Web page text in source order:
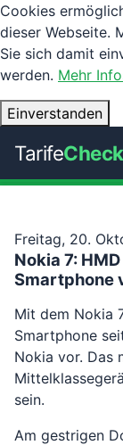
Cookies
dieser Webseite.
Sie sich damit
werden. Mehr
Einverstanden
TarifeCheck
Freitag, 20.
Nokia 7:
Smartphone
Mit dem Nokia
Smartphone
Nokia vor. Das
sein.
Am gestrigen